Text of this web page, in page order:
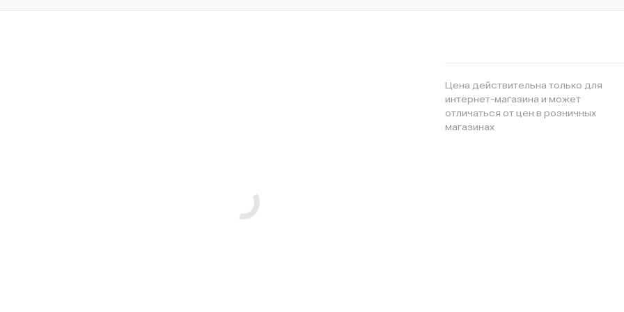
Цена действительна только для
интернет-магазина и может
отличаться от цен в розничных
магазинах